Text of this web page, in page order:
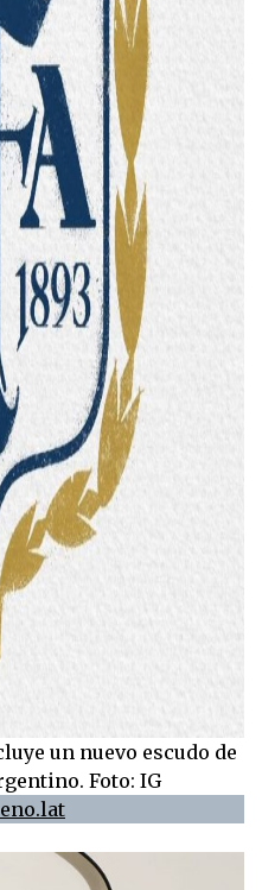
un nuevo escudo de
Foto: IG